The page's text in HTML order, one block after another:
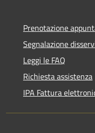
Prenotazione
Segnalazione
Leggi le FAQ
Richiesta assistenza
IPA Fattura